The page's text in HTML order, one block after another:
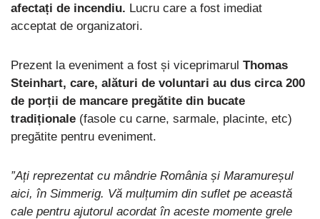
afectați de incendiu. Lucru care a fost imediat
acceptat de organizatori.
Prezent la eveniment a fost și viceprimarul Thomas
Steinhart, care, alături de voluntari au dus circa 200
de porții de mancare pregătite din bucate
tradiționale (fasole cu carne, sarmale, placinte, etc)
pregătite pentru eveniment.
”Ați reprezentat cu mândrie România și Maramureșul
aici, în Simmerig. Vă mulțumim din suflet pe această
cale pentru ajutorul acordat în aceste momente grele